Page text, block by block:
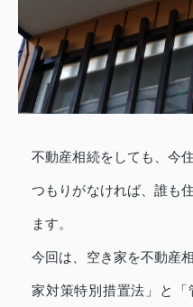
不動産相続をしても、今
つもりがなければ、誰も
ます。
今回は、空き家を不動産
家対策特別措置法」と「